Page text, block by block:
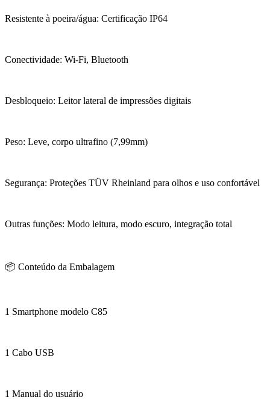
Resistente à poeira/água: Certificação IP64
Conectividade: Wi-Fi, Bluetooth
Desbloqueio: Leitor lateral de impressões digitais
Peso: Leve, corpo ultrafino (7,99mm)
Segurança: Proteções TÜV Rheinland para olhos e uso confortável
Outras funções: Modo leitura, modo escuro, integração total
📦 Conteúdo da Embalagem
1 Smartphone modelo C85
1 Cabo USB
1 Manual do usuário